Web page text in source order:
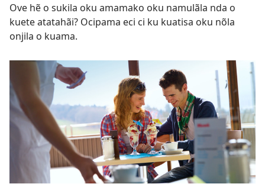
Ove hẽ o sukila oku amamako oku namulãla nda o
kuete atatahãi? Ocipama eci ci ku kuatisa oku nõla
onjila o kuama.